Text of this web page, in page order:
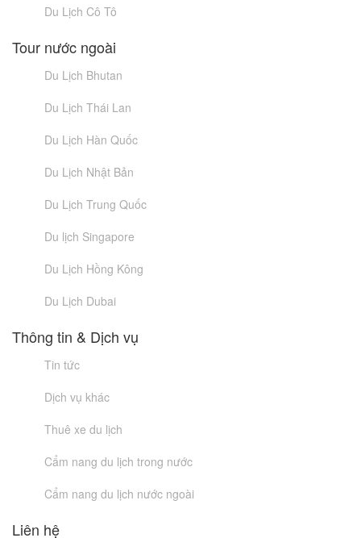
Du Lịch Cô Tô
Tour nước ngoài
Du Lịch Bhutan
Du Lịch Thái Lan
Du Lịch Hàn Quốc
Du Lịch Nhật Bản
Du Lịch Trung Quốc
Du lịch Singapore
Du Lịch Hồng Kông
Du Lịch Dubai
Thông tin & Dịch vụ
Tin tức
Dịch vụ khác
Thuê xe du lịch
Cẩm nang du lịch trong nước
Cẩm nang du lịch nước ngoài
Liên hệ